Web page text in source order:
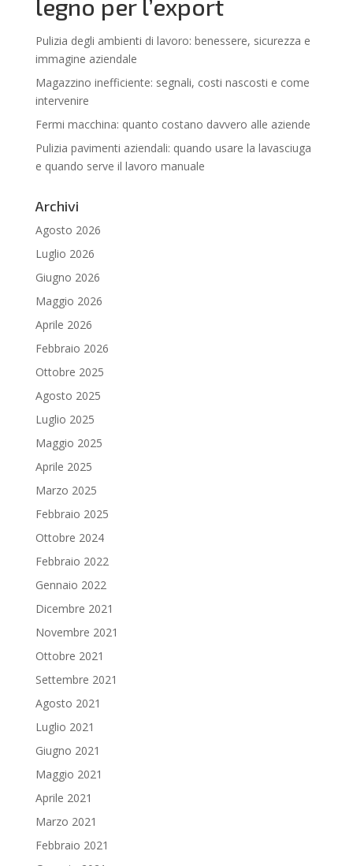
legno per l’export
Pulizia degli ambienti di lavoro: benessere, sicurezza e
immagine aziendale
Magazzino inefficiente: segnali, costi nascosti e come
intervenire
Fermi macchina: quanto costano davvero alle aziende
Pulizia pavimenti aziendali: quando usare la lavasciuga
e quando serve il lavoro manuale
Archivi
Agosto 2026
Luglio 2026
Giugno 2026
Maggio 2026
Aprile 2026
Febbraio 2026
Ottobre 2025
Agosto 2025
Luglio 2025
Maggio 2025
Aprile 2025
Marzo 2025
Febbraio 2025
Ottobre 2024
Febbraio 2022
Gennaio 2022
Dicembre 2021
Novembre 2021
Ottobre 2021
Settembre 2021
Agosto 2021
Luglio 2021
Giugno 2021
Maggio 2021
Aprile 2021
Marzo 2021
Febbraio 2021